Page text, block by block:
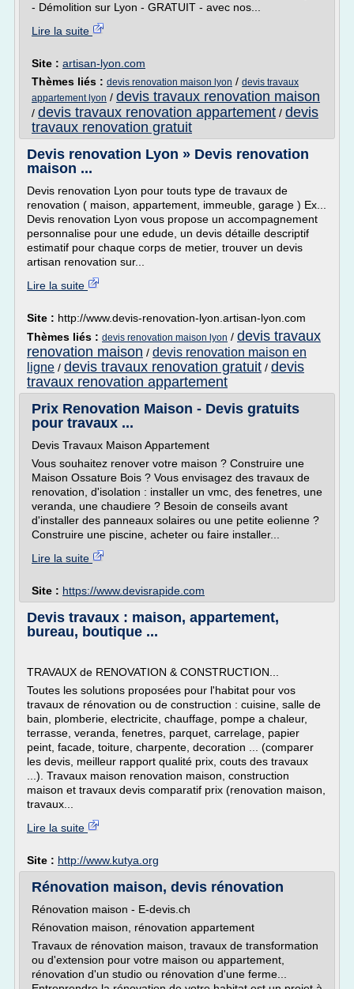
- Démolition sur Lyon - GRATUIT - avec nos...
Lire la suite
Site : artisan-lyon.com
Thèmes liés : devis renovation maison lyon / devis travaux
appartement lyon / devis travaux renovation maison
/ devis travaux renovation appartement / devis
travaux renovation gratuit
Devis renovation Lyon » Devis renovation
maison ...
Devis renovation Lyon pour touts type de travaux de
renovation ( maison, appartement, immeuble, garage ) Ex...
Devis renovation Lyon vous propose un accompagnement
personnalise pour une edude, un devis détaille descriptif
estimatif pour chaque corps de metier, trouver un devis
artisan renovation sur...
Lire la suite
Site : http://www.devis-renovation-lyon.artisan-lyon.com
Thèmes liés : devis renovation maison lyon / devis travaux
renovation maison / devis renovation maison en
ligne / devis travaux renovation gratuit / devis
travaux renovation appartement
Prix Renovation Maison - Devis gratuits
pour travaux ...
Devis Travaux Maison Appartement
Vous souhaitez renover votre maison ? Construire une
Maison Ossature Bois ? Vous envisagez des travaux de
renovation, d'isolation : installer un vmc, des fenetres, une
veranda, une chaudiere ? Besoin de conseils avant
d'installer des panneaux solaires ou une petite eolienne ?
Construire une piscine, acheter ou faire installer...
Lire la suite
Site : https://www.devisrapide.com
Devis travaux : maison, appartement,
bureau, boutique ...
TRAVAUX de RENOVATION & CONSTRUCTION...
Toutes les solutions proposées pour l'habitat pour vos
travaux de rénovation ou de construction : cuisine, salle de
bain, plomberie, electricite, chauffage, pompe a chaleur,
terrasse, veranda, fenetres, parquet, carrelage, papier
peint, facade, toiture, charpente, decoration ... (comparer
les devis, meilleur rapport qualité prix, couts des travaux
...). Travaux maison renovation maison, construction
maison et travaux devis comparatif prix (renovation maison,
travaux...
Lire la suite
Site : http://www.kutya.org
Rénovation maison, devis rénovation
Rénovation maison - E-devis.ch
Rénovation maison, rénovation appartement
Travaux de rénovation maison, travaux de transformation
ou d'extension pour votre maison ou appartement,
rénovation d'un studio ou rénovation d'une ferme...